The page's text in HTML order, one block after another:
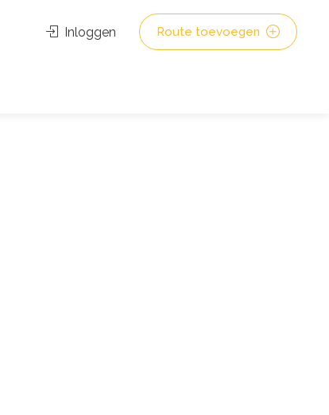
Inloggen Route toevoegen